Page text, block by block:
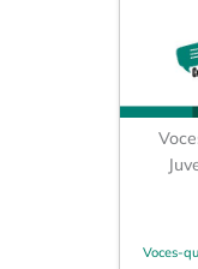
Voces-